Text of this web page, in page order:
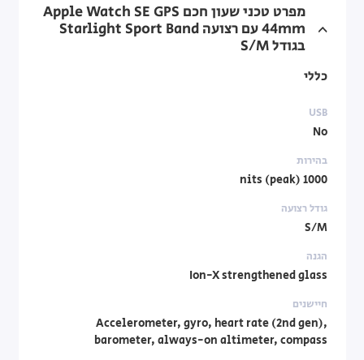
מפרט טכני שעון חכם Apple Watch SE GPS
44mm עם רצועה Starlight Sport Band
בגודל S/M
כללי
USB
No
בהירות
1000 nits (peak)
גודל רצועה
S/M
הגנה
Ion-X strengthened glass
חיישנים
Accelerometer, gyro, heart rate (2nd gen),
barometer, always-on altimeter, compass